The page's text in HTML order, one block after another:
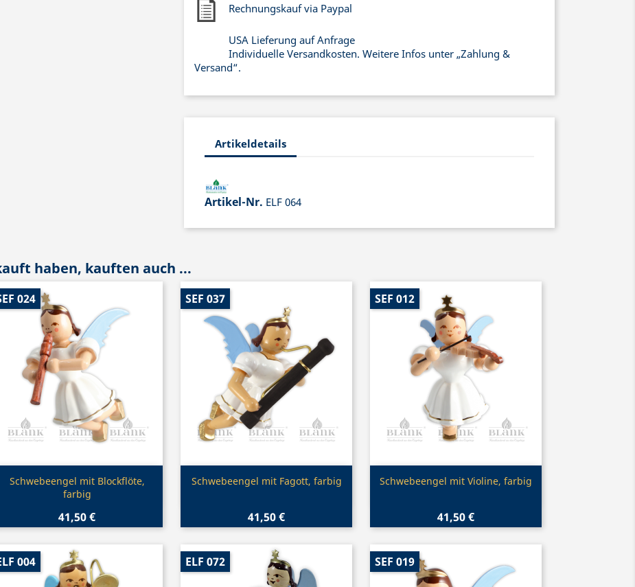
Rechnungskauf via Paypal
USA Lieferung auf Anfrage
Individuelle Versandkosten. Weitere Infos unter „Zahlung &
Versand“.
Artikeldetails
Artikel-Nr. ELF 064
haben, kauften auch ...
Vorschau
Schwebeengel mit Blockflöte,
farbig
41,50 €
024
Vorschau
Schwebeengel mit Fagott, farbig
41,50 €
SEF 037
Vorschau
Schwebeengel mit Violine, farbig
41,50 €
SEF 012
004 ELF 072 SEF 019